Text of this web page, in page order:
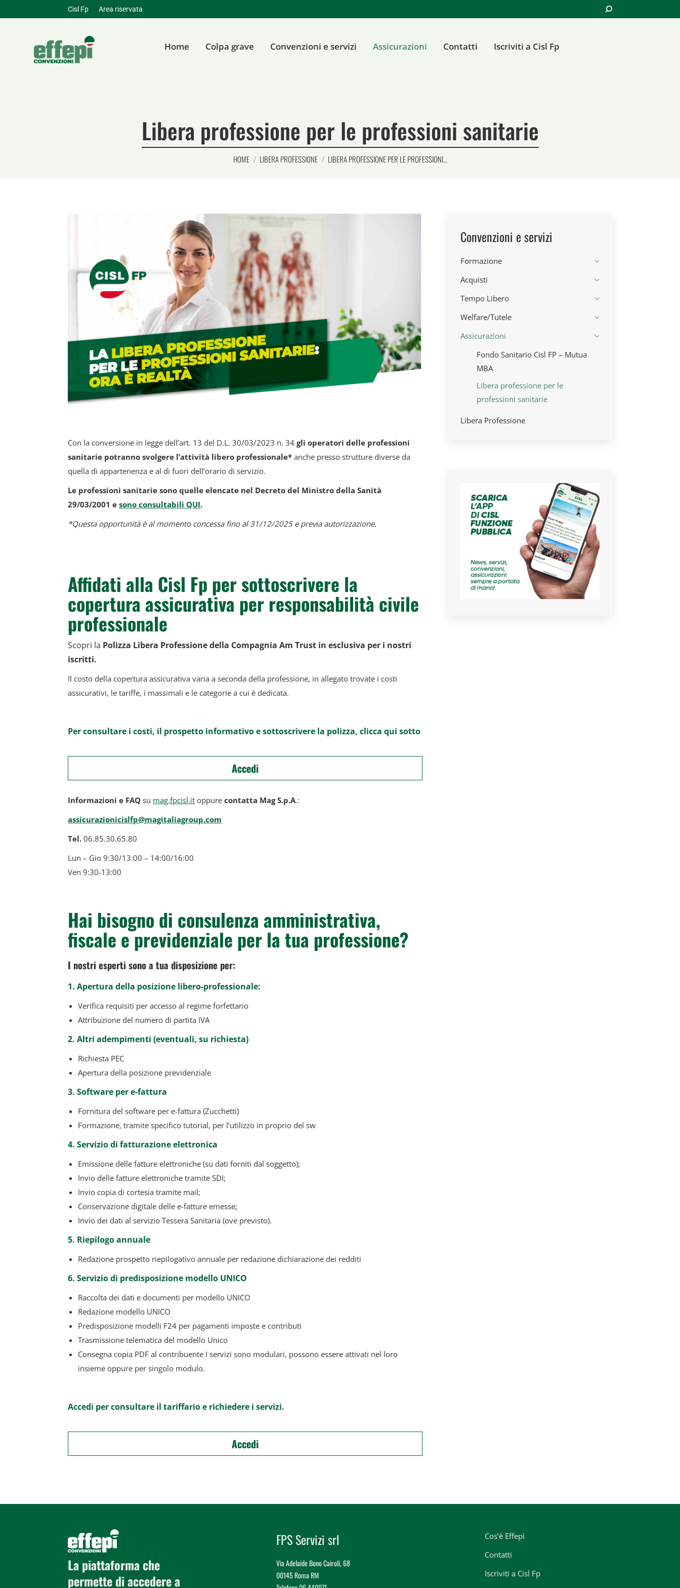
Cisl Fp Area riservata Cerca:
Home Colpa grave Convenzioni e servizi Assicurazioni Contatti Iscriviti a Cisl Fp
Libera professione per le professioni sanitarie
Tu sei qui:
HOME LIBERA PROFESSIONE LIBERA PROFESSIONE PER LE PROFESSIONI…
Con la conversione in legge dell’art. 13 del D.L. 30/03/2023 n. 34gli operatori delle professioni
sanitarie potranno svolgere l’attività libero professionale* anche presso strutture diverse da
quella di appartenenza e al di fuori dell’orario di servizio.
Le professioni sanitarie sono quelle elencate nel Decreto del Ministro della Sanità
29/03/2001 esono consultabili QUI.
*Questa opportunità è al momento concessa fino al 31/12/2025 e previa autorizzazione.
Affidati alla Cisl Fp per sottoscrivere la
copertura assicurativa per responsabilità civile
professionale
Scopri la Polizza Libera Professione della Compagnia Am Trust in esclusiva per i nostri
iscritti.
Il costo della copertura assicurativa varia a seconda della professione, in allegato trovate i costi
assicurativi, le tariffe, i massimali e le categorie a cui è dedicata.
Per consultare i costi, il prospetto informativo e sottoscrivere la polizza, clicca qui sotto
Accedi
Informazioni e FAQ su mag.fpcisl.it oppurecontatta Mag S.p.A.:
assicurazionicislfp@magitaliagroup.com
Tel. 06.85.30.65.80
Lun – Gio 9:30/13:00 – 14:00/16:00
Ven 9:30-13:00
Hai bisogno di consulenza amministrativa,
fiscale e previdenziale per la tua professione?
I nostri esperti sono a tua disposizione per:
1. Apertura della posizione libero-professionale:
Verifica requisiti per accesso al regime forfettario
Attribuzione del numero di partita IVA
2. Altri adempimenti (eventuali, su richiesta)
Richiesta PEC
Apertura della posizione previdenziale
3. Software per e-fattura
Fornitura del software per e-fattura (Zucchetti)
Formazione, tramite specifico tutorial, per l’utilizzo in proprio del sw
4. Servizio di fatturazione elettronica
Emissione delle fatture elettroniche (su dati forniti dal soggetto);
Invio delle fatture elettroniche tramite SDI;
Invio copia di cortesia tramite mail;
Conservazione digitale delle e-fatture emesse;
Invio dei dati al servizio Tessera Sanitaria (ove previsto).
5. Riepilogo annuale
Redazione prospetto riepilogativo annuale per redazione dichiarazione dei redditi
6. Servizio di predisposizione modello UNICO
Raccolta dei dati e documenti per modello UNICO
Redazione modello UNICO
Predisposizione modelli F24 per pagamenti imposte e contributi
Trasmissione telematica del modello Unico
Consegna copia PDF al contribuente I servizi sono modulari, possono essere attivati nel loro
insieme oppure per singolo modulo.
Accedi per consultare il tariffario e richiedere i servizi.
Accedi
Convenzioni e servizi
Formazione
Acquisti
Tempo Libero
Welfare/Tutele
Assicurazioni
Fondo Sanitario Cisl FP – Mutua
MBA
Libera professione per le
professioni sanitarie
Libera Professione
La piattaforma che
permette di accedere a
FPS Servizi srl
Via Adelaide Bono Cairoli, 68
00145 Roma RM
Cos’è Effepì
Contatti
Iscriviti a Cisl Fp